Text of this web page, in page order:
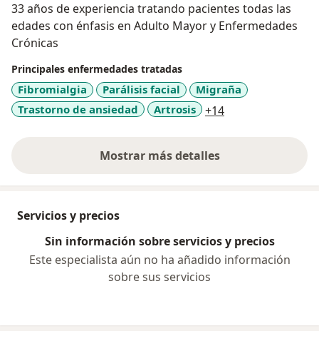
33 años de experiencia tratando pacientes todas las
edades con énfasis en Adulto Mayor y Enfermedades
Crónicas
Principales enfermedades tratadas
Fibromialgia Parálisis facial
Migraña
Trastorno de ansiedad
Artrosis +14
Mostrar más detalles
sobre la experiencia
Servicios y precios
Sin información sobre servicios y precios
Este especialista aún no ha añadido información
sobre sus servicios